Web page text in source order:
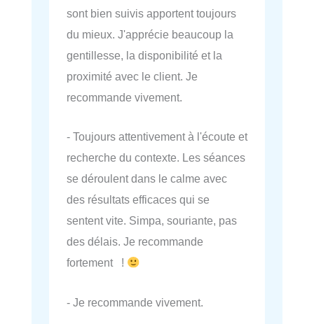
sont bien suivis apportent toujours
du mieux. J'apprécie beaucoup la
gentillesse, la disponibilité et la
proximité avec le client. Je
recommande vivement.
- Toujours attentivement à l'écoute et
recherche du contexte. Les séances
se déroulent dans le calme avec
des résultats efficaces qui se
sentent vite. Simpa, souriante, pas
des délais. Je recommande
fortement !
- Je recommande vivement.